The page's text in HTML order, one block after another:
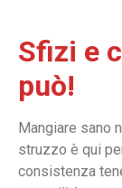
Sfizi e
può!
Mangiare sano
struzzo è qui
consistenza